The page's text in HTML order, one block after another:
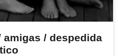
amigas / despedida